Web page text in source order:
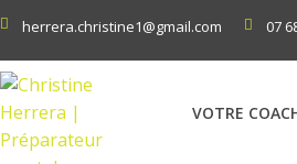
herrera.christine1@gmail.com 07
VOTRE